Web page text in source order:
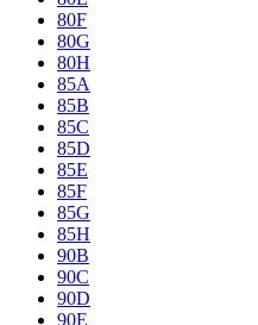
80F
80G
80H
85A
85B
85C
85D
85E
85F
85G
85H
90B
90C
90D
90E